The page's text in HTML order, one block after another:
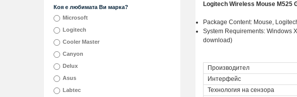
Logitech Wireless Mouse M525
Package Content: Mouse,
System Requirements: Windows
download)
Производител
Интерфейс
Технология на сензора
Коя е любимата Ви марка?
Microsoft
Logitech
Cooler Master
Canyon
Delux
Asus
Labtec